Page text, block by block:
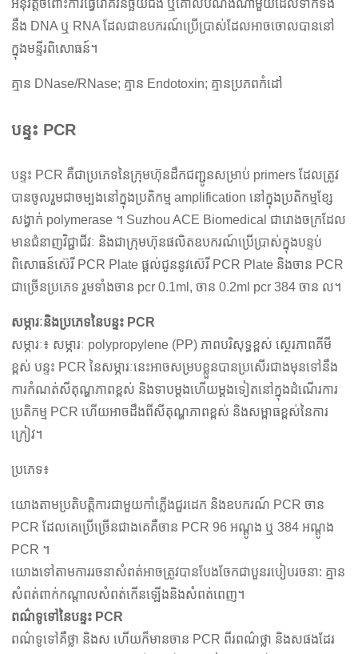
អនុវត្តចំពោះការធ្វើរោគវិនិច្ឆ័យជំងឺ ឬគោលបំណងណាមួយដែលទាក់ទង
នឹង DNA ឬ RNA ដែលជាឧបករណ៍ប្រើប្រាស់ដែលអាចចោលបាននៅ
ក្នុងមន្ទីរពិសោធន៍។
គ្មាន DNase/RNase; គ្មាន Endotoxin; គ្មានប្រភពកំដៅ
បន្ទះ PCR
បន្ទះ PCR គឺជាប្រភេទនៃក្រុមហ៊ុនដឹកជញ្ជូនសម្រាប់ primers ដែលត្រូវ
បានចូលរួមជាចម្បងនៅក្នុងប្រតិកម្ម amplification នៅក្នុងប្រតិកម្មខ្សែ
សង្វាក់ polymerase ។ Suzhou ACE Biomedical ជារោងចក្រដែល
មានជំនាញវិជ្ជាជីវៈ និងជាក្រុមហ៊ុនផលិតឧបករណ៍ប្រើប្រាស់ក្នុងបន្ទប់
ពិសោធន៍ស៊េរី PCR Plate ផ្តល់ជូននូវស៊េរី PCR Plate និងចាន PCR
ជាច្រើនប្រភេទ រួមទាំងចាន pcr 0.1ml, ចាន 0.2ml pcr 384 ចាន ល។
សម្ភារៈនិងប្រភេទនៃបន្ទះ PCR
សម្ភារៈ៖ សម្ភារៈ polypropylene (PP) ភាពបរិសុទ្ធខ្ពស់ ស្ថេរភាពគីមី
ខ្ពស់ បន្ទះ PCR នៃសម្ភារៈនេះអាចសម្របខ្លួនបានប្រសើរជាងមុនទៅនឹង
ការកំណត់សីតុណ្ហភាពខ្ពស់ និងទាបម្តងហើយម្តងទៀតនៅក្នុងដំណើរការ
ប្រតិកម្ម PCR ហើយអាចដឹងពីសីតុណ្ហភាពខ្ពស់ និងសម្ពាធខ្ពស់នៃការ
ក្រៀវ។
ប្រភេទ៖
យោងតាមប្រតិបត្តិការជាមួយកាំភ្លើងជួរដេក និងឧបករណ៍ PCR ចាន
PCR ដែលគេប្រើច្រើនជាងគេគឺចាន PCR 96 អណ្តូង ឬ 384 អណ្តូង
PCR ។
យោងទៅតាមការរចនាសំពត់អាចត្រូវបានបែងចែកជាបួនរបៀបរចនា: គ្មាន
សំពត់ពាក់កណ្តាលសំពត់កើនឡើងនិងសំពត់ពេញ។
ពណ៌ទូទៅនៃបន្ទះ PCR
ពណ៌ទូទៅគឺថ្លា និងស ហើយក៏មានចាន PCR ពីរពណ៌ថ្លា និងសផងដែរ